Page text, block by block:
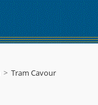
> Tram Cavour